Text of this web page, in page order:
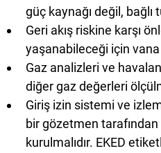
güç kaynağı değil,
Geri akış riskine karşı
yaşanabileceği için
Gaz analizleri ve
diğer gaz değerleri
Giriş izin sistemi ve
bir gözetmen tarafından
kurulmalıdır. EKED